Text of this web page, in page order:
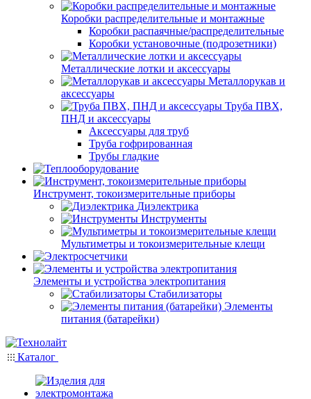
Коробки распределительные и монтажные
Коробки распаячные/распределительные
Коробки установочные (подрозетники)
Металлические лотки и аксессуары
Металлорукав и
аксессуары
Труба ПВХ,
ПНД и аксессуары
Аксессуары для труб
Труба гофрированная
Трубы гладкие
Инструмент, токоизмерительные приборы
Диэлектрика
Инструменты
Мультиметры и токоизмерительные клещи
Элементы и устройства электропитания
Стабилизаторы
Элементы
питания (батарейки)
Каталог